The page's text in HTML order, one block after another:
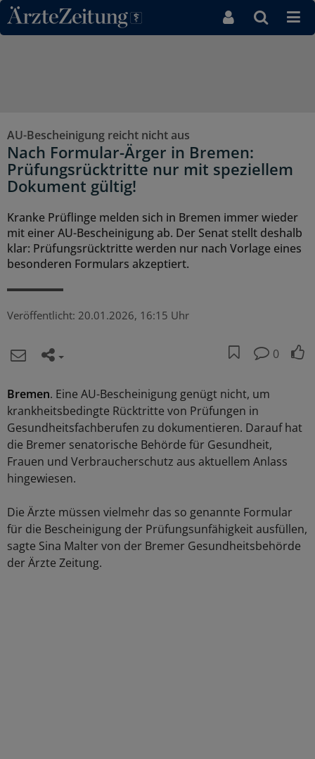
Direkt zum Inhaltsbereich
AU-Bescheinigung reicht nicht aus
Nach Formular-Ärger in Bremen:
Prüfungsrücktritte nur mit speziellem
Dokument gültig!
Kranke Prüflinge melden sich in Bremen immer wieder
mit einer AU-Bescheinigung ab. Der Senat stellt deshalb
klar: Prüfungsrücktritte werden nur nach Vorlage eines
besonderen Formulars akzeptiert.
Veröffentlicht: 20.01.2026, 16:15 Uhr
0
Bremen. Eine AU-Bescheinigung genügt nicht, um
krankheitsbedingte Rücktritte von Prüfungen in
Gesundheitsfachberufen zu dokumentieren. Darauf hat
die Bremer senatorische Behörde für Gesundheit,
Frauen und Verbraucherschutz aus aktuellem Anlass
hingewiesen.
Die Ärzte müssen vielmehr das so genannte Formular
für die Bescheinigung der Prüfungsunfähigkeit ausfüllen,
sagte Sina Malter von der Bremer Gesundheitsbehörde
der Ärzte Zeitung.